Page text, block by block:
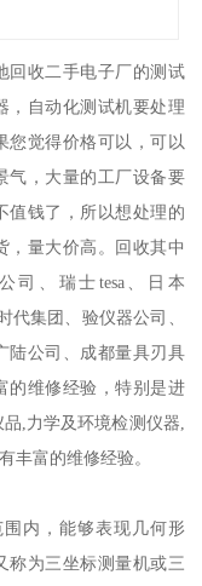
回收二手电子厂的测试
，自动化测试机要处理
您觉得价格可以，可以
气，大量的工厂设备要
值钱了，所以想处理的
，量大价高。回收其中
司、瑞士tesa、日本
集团、验仪器公司、
陆公司、成都量具刃具
的维修经验，特别是进
,力学及环境检测仪器,
丰富的维修经验。
内，能够表现几何形
称为三坐标测量机或三